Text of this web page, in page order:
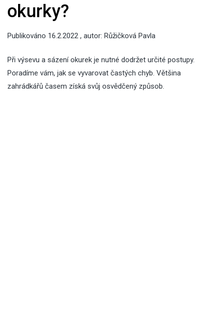
okurky?
Publikováno 16.2.2022 , autor: Růžičková Pavla
Při výsevu a sázení okurek je nutné dodržet určité postupy.
Poradíme vám, jak se vyvarovat častých chyb. Většina
zahrádkářů časem získá svůj osvědčený způsob.